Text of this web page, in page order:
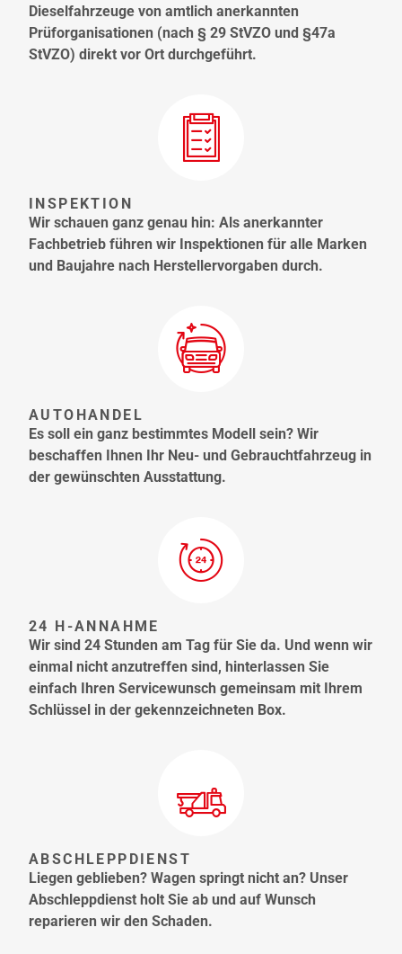
Dieselfahrzeuge von amtlich anerkannten
Prüforganisationen (nach § 29 StVZO und §47a
StVZO) direkt vor Ort durchgeführt.
INSPEKTION
Wir schauen ganz genau hin: Als anerkannter
Fachbetrieb führen wir Inspektionen für alle Marken
und Baujahre nach Herstellervorgaben durch.
AUTOHANDEL
Es soll ein ganz bestimmtes Modell sein? Wir
beschaffen Ihnen Ihr Neu- und Gebrauchtfahrzeug in
der gewünschten Ausstattung.
24 H-ANNAHME
Wir sind 24 Stunden am Tag für Sie da. Und wenn wir
einmal nicht anzutreffen sind, hinterlassen Sie
einfach Ihren Servicewunsch gemeinsam mit Ihrem
Schlüssel in der gekennzeichneten Box.
ABSCHLEPPDIENST
Liegen geblieben? Wagen springt nicht an? Unser
Abschleppdienst holt Sie ab und auf Wunsch
reparieren wir den Schaden.